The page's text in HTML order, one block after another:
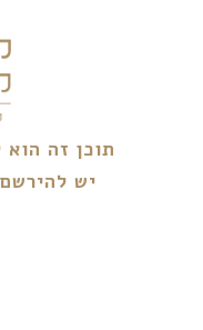
תוכן זה
יש